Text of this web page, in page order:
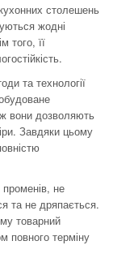
столешень
жодні
того, її
та технології
вони дозволяють
Завдяки цьому
променів, не
та не дряпається.
товарний
повного терміну